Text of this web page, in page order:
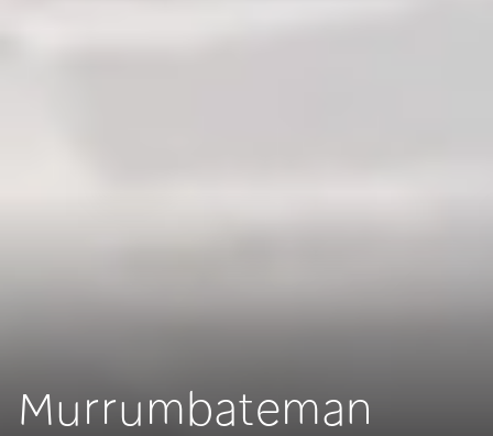
Murrumbateman